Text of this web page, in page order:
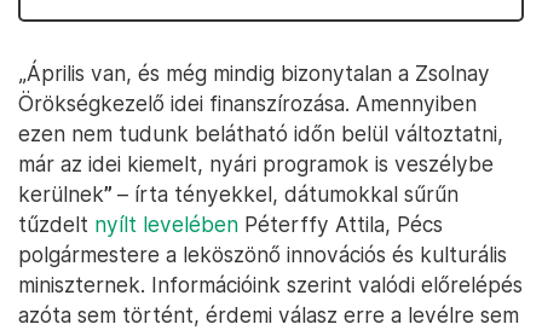
„Április van, és még mindig bizonytalan a Zsolnay
Örökségkezelő idei finanszírozása. Amennyiben
ezen nem tudunk belátható időn belül változtatni,
már az idei kiemelt, nyári programok is veszélybe
kerülnek” – írta tényekkel, dátumokkal sűrűn
tűzdelt nyílt levelében Péterffy Attila, Pécs
polgármestere a leköszönő innovációs és kulturális
miniszternek. Információink szerint valódi előrelépés
azóta sem történt, érdemi válasz erre a levélre sem